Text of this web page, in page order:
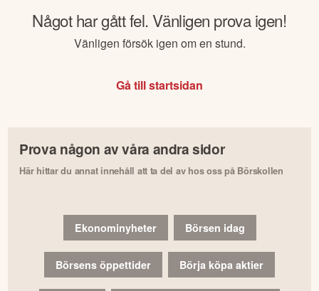
Något har gått fel. Vänligen prova igen!
Vänligen försök igen om en stund.
Gå till startsidan
Prova någon av våra andra sidor
Här hittar du annat innehåll att ta del av hos oss på Börskollen
Ekonominyheter Börsen idag
Börsens öppettider Börja köpa aktier